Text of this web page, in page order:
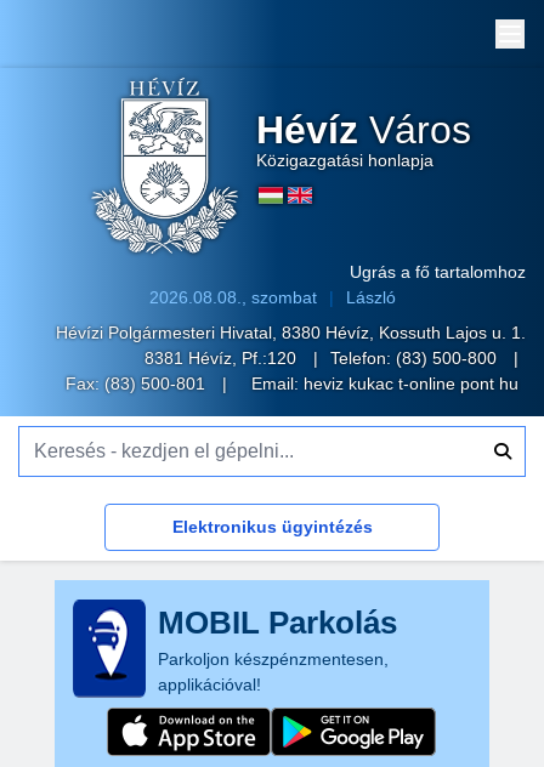
Hévíz Város
Közigazgatási honlapja
Ugrás a fő tartalomhoz
2026.08.08., szombat
László
Hévízi Polgármesteri Hivatal, 8380 Hévíz, Kossuth Lajos u. 1.
8381 Hévíz, Pf.:120
Telefon: (83) 500-800
Fax: (83) 500-801
Email: heviz kukac t-online pont hu
Elektronikus ügyintézés
MOBIL Parkolás
Parkoljon készpénzmentesen,
applikációval!